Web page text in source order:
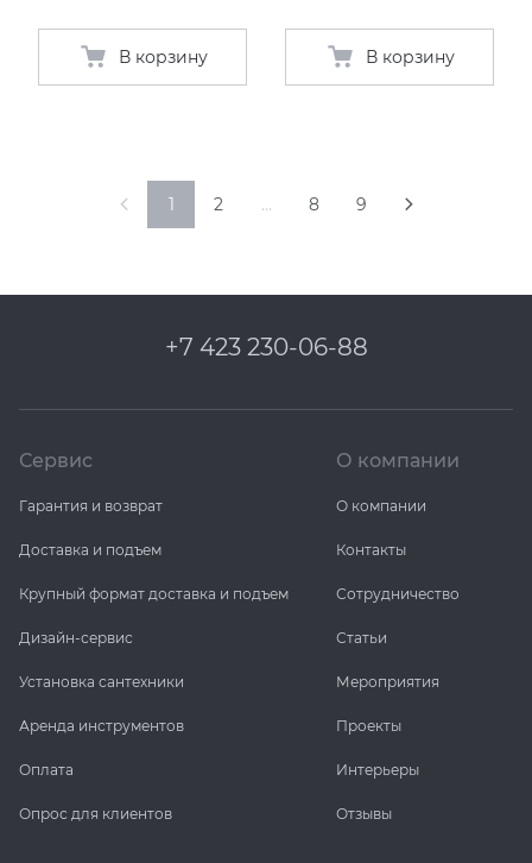
В корзину В корзину
1 2 … 8 9
+7 423 230-06-88
Сервис
Гарантия и возврат
Доставка и подъем
Крупный формат доставка и подъем
Дизайн-сервис
Установка сантехники
Аренда инструментов
Оплата
Опрос для клиентов
О компании
О компании
Контакты
Сотрудничество
Статьи
Мероприятия
Проекты
Интерьеры
Отзывы